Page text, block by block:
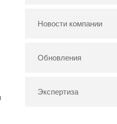
Новости компании
Обновления
Экспертиза